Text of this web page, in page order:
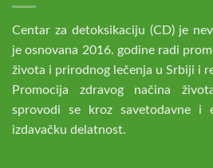
Centar za detoksikaciju (CD) je
je osnovana 2016. godine radi
života i prirodnog lečenja u Srbiji i
Promocija zdravog načina
sprovodi se kroz savetodavne i
izdavačku delatnost.